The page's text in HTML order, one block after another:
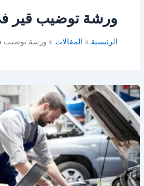
ورشة توضيب قير
الرئيسية المقالات ورشة توضيب
أفضل
ورشة
سيارات
في
الدمام
–
الخبر